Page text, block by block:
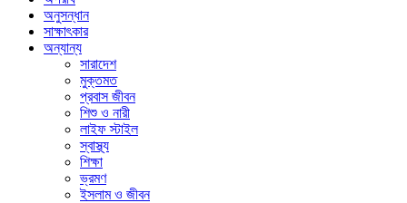
অনুসন্ধান
সাক্ষাৎকার
অন্যান্য
সারাদেশ
মুক্তমত
প্রবাস জীবন
শিশু ও নারী
লাইফ স্টাইল
স্বাস্থ্য
শিক্ষা
ভ্রমণ
ইসলাম ও জীবন